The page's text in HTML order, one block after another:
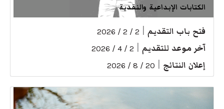
الكتابات الإبداعية والنقدية
فتح باب التقديم 2 / 2 / 2026
آخر موعد للتقديم 2 / 4 / 2026
إعلان النتائج 20 / 8 / 2026